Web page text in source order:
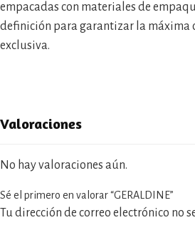
empacadas con materiales de
definición para garantizar la máxima
exclusiva.
Valoraciones
No hay valoraciones aún.
Sé el primero en valorar “GERALDINE”
Tu dirección de correo electrónico no